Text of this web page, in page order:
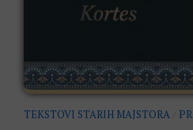
TEKSTOVI STARIH MAJSTORA